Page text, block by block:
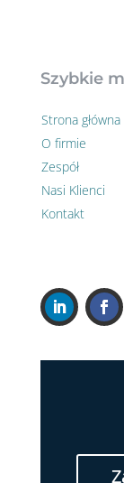
Szybkie
Strona główna
O firmie
Zespół
Nasi Klienci
Kontakt